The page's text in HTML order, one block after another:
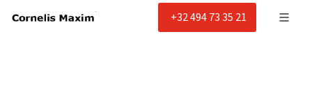
+32 494 73 35 21